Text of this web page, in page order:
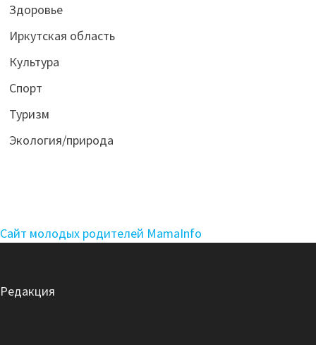
Здоровье
Иркутская область
Культура
Спорт
Туризм
Экология/природа
Сайт молодых родителей MamaInfo
Редакция